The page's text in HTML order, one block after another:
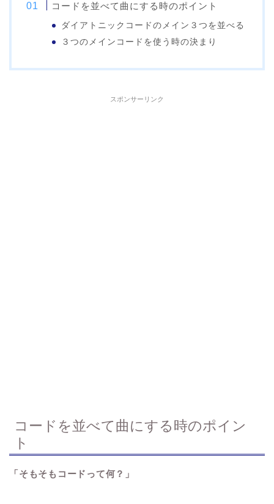
コードを並べて曲にする時のポイント
ダイアトニックコードのメイン３つを並べる
３つのメインコードを使う時の決まり
スポンサーリンク
コードを並べて曲にする時のポイン
ト
「そもそもコードって何？」